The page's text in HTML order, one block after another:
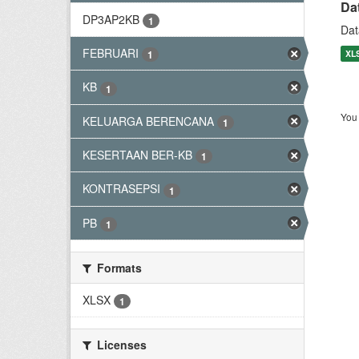
DP3AP2KB 1
FEBRUARI 1
KB 1
KELUARGA BERENCANA 1
KESERTAAN BER-KB 1
KONTRASEPSI 1
PB 1
Formats
XLSX
1
Licenses